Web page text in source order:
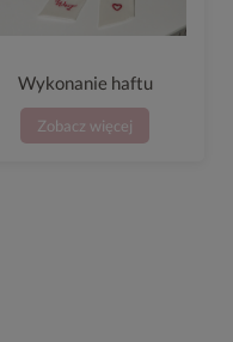
Wykonanie haftu
Zobacz więcej